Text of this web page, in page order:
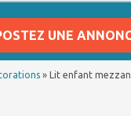
UNE
» Lit enfant